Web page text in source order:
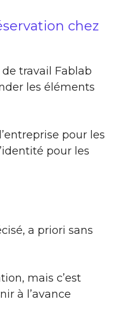
chez
travail Fablab
les éléments
pour les
pour les
a priori sans
mais c’est
à l’avance